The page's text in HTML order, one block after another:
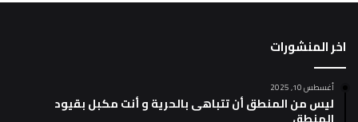
اخر المنشورات
أغسطس 10, 2025
ليس من المنطق أن تتباهى بالحرية و أنت مكبل بقيود